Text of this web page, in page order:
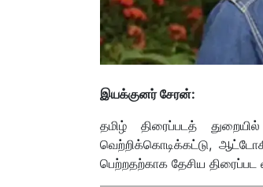
இயக்குனர் சேரன்:
தமிழ் திரைப்படத்
வெற்றிக்கொடிக்கட்டு,
பெற்றதற்காக தேசிய திரைப்பட